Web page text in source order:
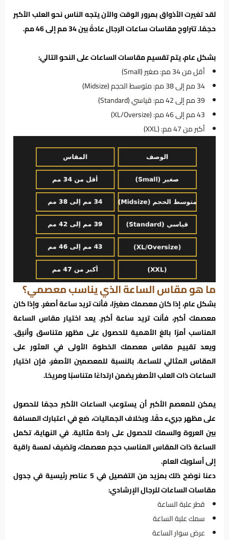
لقد تغيرت الأذواق بمرور الوقت والآن يتجه الناس نحو العلب الأكبر
حجمًا. تتراوح مقاسات ساعات الرجال عادةً بين 34 مم إلى 46 مم.
بشكل عام، يتم تقسيم مقاسات الساعات على النحو التالي:
أقل من 34 مم: صغير (
Small)
34 مم إلى 38 مم: متوسط ​​الحجم (Midsize)
39 مم إلى 42 مم: قياسي (Standard)
43 مم إلى 46 مم: (XL/Oversize)
أكبر من 47 مم: (XXL)
ما هو مقاس الساعة الذي يناسب معصمي؟
بشكل عام، إذا كان معصمك صغيرًا، فأنت تريد ساعة أصغر. وإذا كان
معصمك أكبر، فأنت تريد ساعة أكبر. يعد اختيار مقاس الساعة
المناسب أمرًا بالغ الأهمية للحصول على مظهر متناسق وأنيق.
ويعد تقييم مقاس معصمك الخطوة الأولى في العثور على
المقاس المثالي للساعة. بالنسبة للمعصمين الأصغر، فإن اختيار
الساعات ذات العلب الأصغر يضمن ارتداءًا متناسبًا ومريحًا.
يمكن للمعصم الأكبر أن يستوعب الساعات الأكبر حجمًا للحصول
على مظهر جريء حقًا. وبخلاف الجماليات، ضع في اعتبارك المسافة
بين العروة والسمك للحصول على راحة مثالية. في النهاية، تكمل
الساعة ذات المقاس المناسب حجم معصمك، وتضيف لمسة راقية
إلى أسلوبك العام.
دعنا نوضح ذلك بمزيد من التفصيل في 5 عناصر رئيسية في جدول
مقاسات الساعات للرجال الإرشادي:
قطر علبة الساعة
سمك علبة الساعة
عرض سوار الساعة